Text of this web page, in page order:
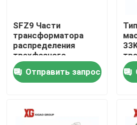
Спросите цитату
Переключатель перерыва
Свитчгеар распределения
SFZ9 Части
трансформатора
распределения
трехфазного
переменного
трансформатора
Отправить запрос